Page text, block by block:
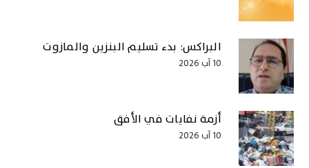
البراكس: بدء تسليم البنزين والمازوت
10 آب 2026
أزمة نفايات في الأفق
10 آب 2026